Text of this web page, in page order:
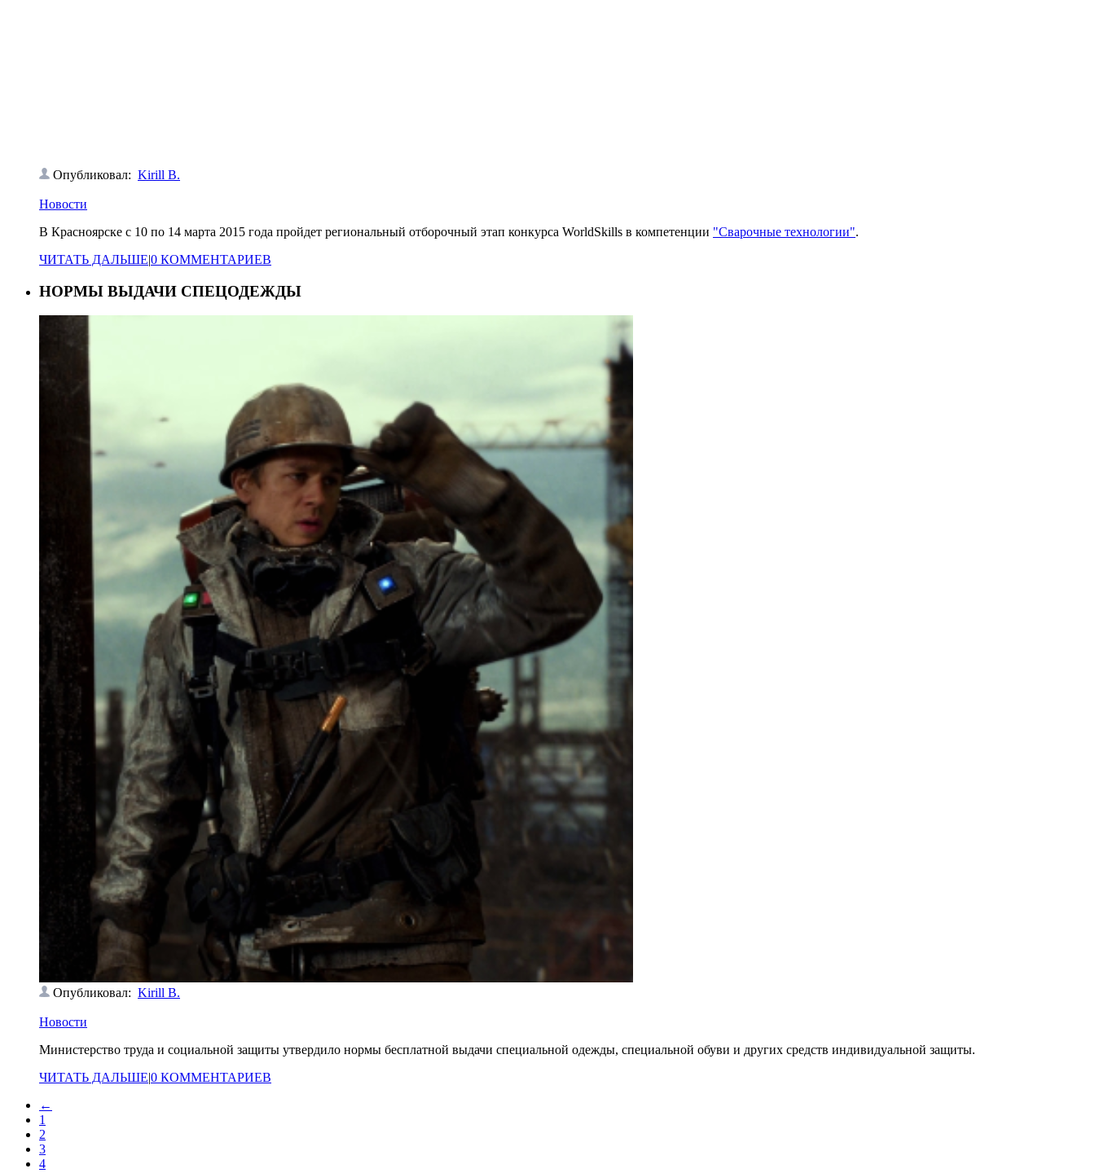
Опубликовал: Kirill B.
Новости
В Красноярске с 10 по 14 марта 2015 года пройдет региональный отборочный этап конкурса WorldSkills в компетенции "Сварочные технологии".
ЧИТАТЬ ДАЛЬШЕ|0 КОММЕНТАРИЕВ
НОРМЫ ВЫДАЧИ СПЕЦОДЕЖДЫ
Опубликовал: Kirill B.
Новости
Министерство труда и социальной защиты утвердило нормы бесплатной выдачи специальной одежды, специальной обуви и других средств индивидуальной защиты.
ЧИТАТЬ ДАЛЬШЕ|0 КОММЕНТАРИЕВ
←
1
2
3
4